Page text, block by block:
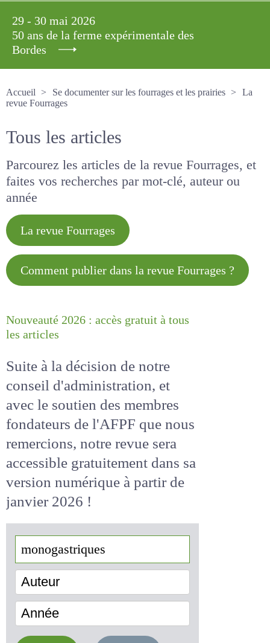
29 - 30 mai 2026
50 ans de la ferme expérimentale des
Bordes
Accueil
Se documenter sur les fourrages et les prairies
La revue Fourrages
Tous les articles
Parcourez les articles de la revue Fourrages, et
faites vos recherches par mot-clé, auteur ou
année
La revue Fourrages
Comment publier dans la revue
Nouveauté 2026 : accès gratuit à
Suite à la décision de notre
conseil d'administration, et
avec le soutien des membres
fondateurs de l'AFPF que nous
remercions, notre revue sera
accessiblegratuitementdans
sa version numérique
de janvier 2026 !
Auteur